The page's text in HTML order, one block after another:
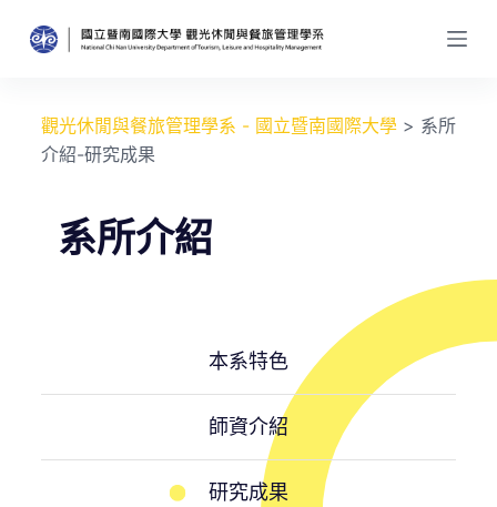
跳
至
觀光休閒與餐旅管理學系 - 國立暨南國際大學> 系所
介紹-研究成果
系所介紹
本系特色
師資介紹
研究成果